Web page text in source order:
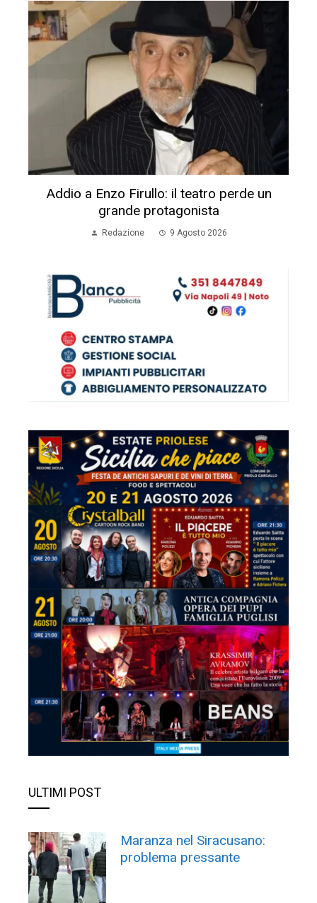
Addio a Enzo Firullo: il teatro perde un
grande protagonista
Redazione 9 Agosto 2026
ULTIMI POST
Maranza nel Siracusano:
problema pressante